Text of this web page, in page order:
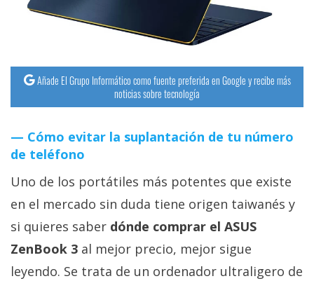
Trucos
y
Ciberseguridad
Sistemas
operativos
Profesional
Añade El Grupo Informático como fuente preferida en Google y recibe más
noticias sobre tecnología
Cómo evitar la suplantación de tu número
de teléfono
Uno de los portátiles más potentes que existe
en el mercado sin duda tiene origen taiwanés y
si quieres saber dónde comprar el ASUS
ZenBook 3 al mejor precio, mejor sigue
leyendo. Se trata de un ordenador ultraligero de